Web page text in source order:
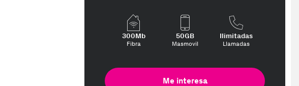
Es posible que el producto no contenga material adicional como copias digitales,
300Mb
Fibra
50GB
Masmovil
Ilimitadas
Llamadas
Me interesa